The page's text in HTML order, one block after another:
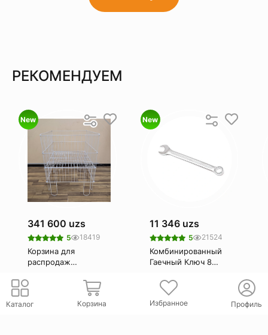
РЕКОМЕНДУЕМ
New
341 600 uzs
5 18419
Корзина для
распродаж
накопитель)
stab.uz
New
11 346 uzs
5 21524
Комбинированный
Гаечный Ключ 8
75508
ROCK FORCE
Каталог Корзина Избранное Профиль